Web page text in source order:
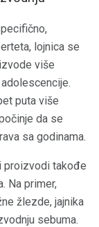
lojnica se
više
puta više
da se
sa godinama.
proizvodi takođe
Na primer,
žlezde, jajnika
sebuma.